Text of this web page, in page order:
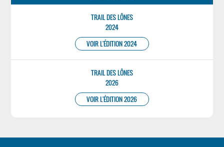
TRAIL DES LÔNES
2024
VOIR L'ÉDITION 2024
TRAIL DES LÔNES
2026
VOIR L'ÉDITION 2026